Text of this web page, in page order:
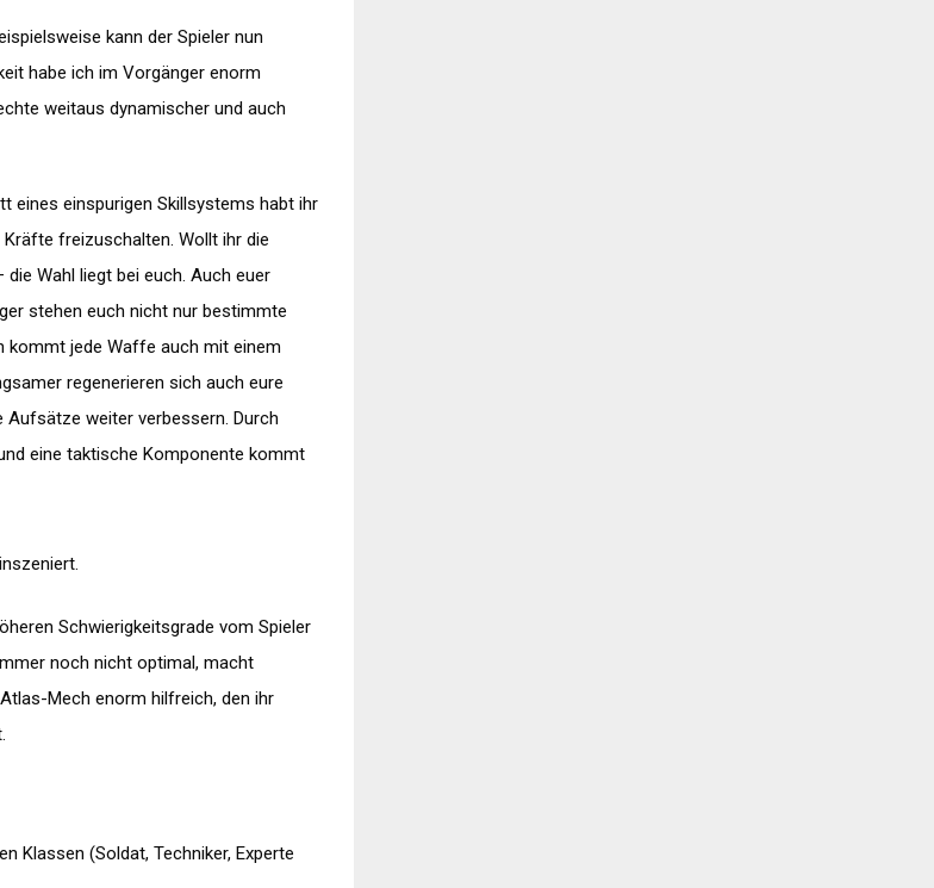
kann der Spieler nun
habe ich im Vorgänger enorm
weitaus dynamischer und auch
eines einspurigen Skillsystems habt ihr
freizuschalten. Wollt ihr die
Wahl liegt bei euch. Auch euer
stehen euch nicht nur bestimmte
kommt jede Waffe auch mit einem
regenerieren sich auch eure
weiter verbessern. Durch
eine taktische Komponente kommt
Schwierigkeitsgrade vom Spieler
noch nicht optimal, macht
Mech enorm hilfreich, den ihr
Klassen (Soldat, Techniker, Experte